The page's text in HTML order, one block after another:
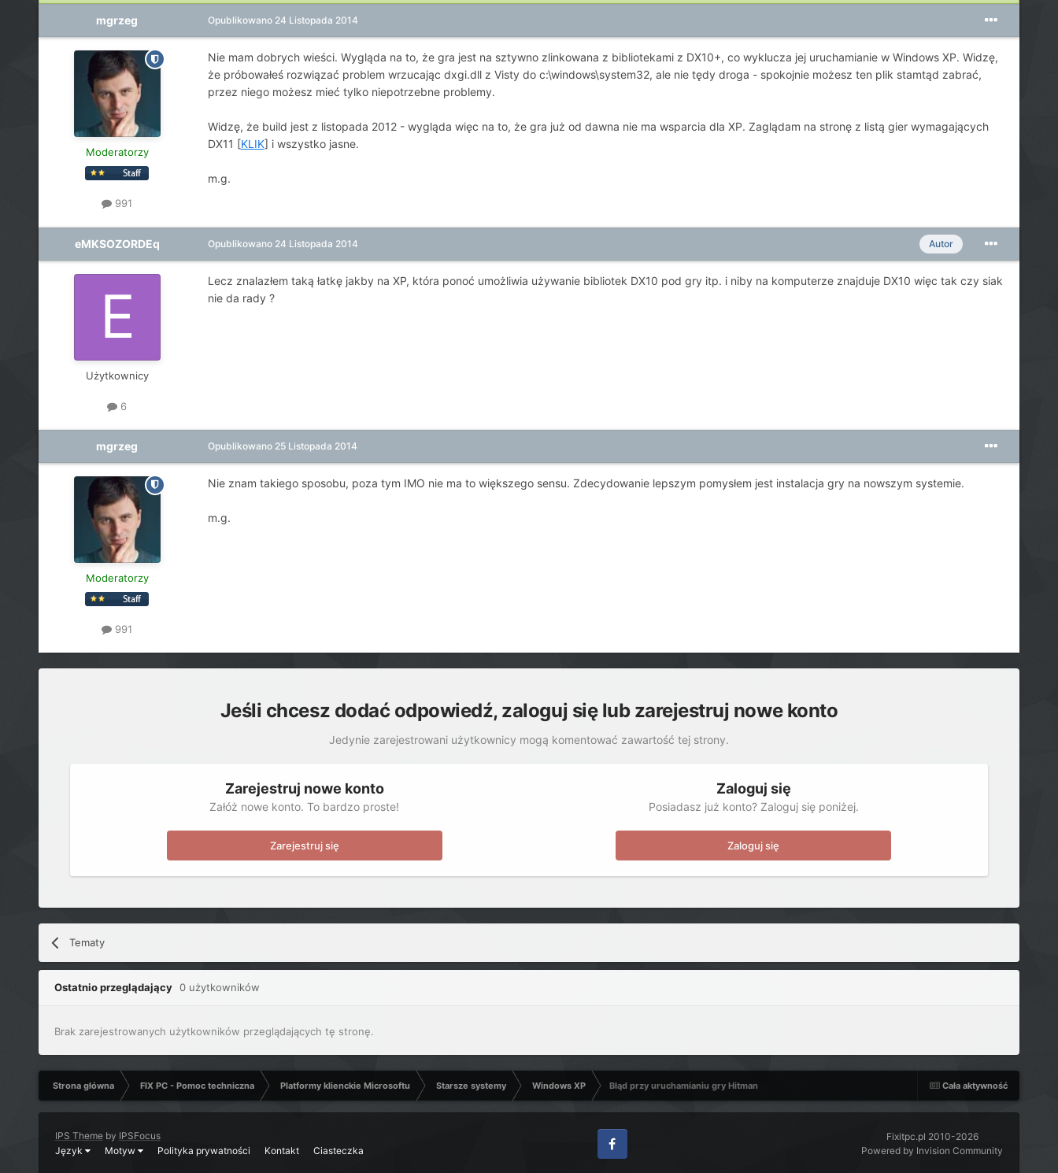
mgrzeg
Moderatorzy
991
Opublikowano 24 Listopada 2014
Nie mam dobrych wieści. Wygląda na to, że gra jest na sztywno zlinkowana z bibliotekami z DX10+, co wyklucza jej uruchamianie w Windows XP. Widzę,
że próbowałeś rozwiązać problem wrzucając dxgi.dll z Visty do c:\windows\system32, ale nie tędy droga - spokojnie możesz ten plik stamtąd zabrać,
przez niego możesz mieć tylko niepotrzebne problemy.
Widzę, że build jest z listopada 2012 - wygląda więc na to, że gra już od dawna nie ma wsparcia dla XP. Zaglądam na stronę z listą gier wymagających
DX11 [KLIK] i wszystko jasne.
m.g.
eMKSOZORDEq
Użytkownicy
6
Autor
Opublikowano 24 Listopada 2014
Lecz znalazłem taką łatkę jakby na XP, która ponoć umożliwia używanie bibliotek DX10 pod gry itp. i niby na komputerze znajduje DX10 więc tak czy siak
nie da rady ?
mgrzeg
Moderatorzy
991
Opublikowano 25 Listopada 2014
Nie znam takiego sposobu, poza tym IMO nie ma to większego sensu. Zdecydowanie lepszym pomysłem jest instalacja gry na nowszym systemie.
m.g.
Jeśli chcesz dodać odpowiedź, zaloguj się lub zarejestruj nowe konto
Jedynie zarejestrowani użytkownicy mogą komentować zawartość tej strony.
Zarejestruj nowe konto
Załóż nowe konto. To bardzo proste!
Zarejestruj się
Zaloguj się
Posiadasz już konto? Zaloguj się poniżej.
Zaloguj się
Tematy
Ostatnio przeglądający 0 użytkowników
Brak zarejestrowanych użytkowników przeglądających tę stronę.
Cała aktywność
Strona główna FIX PC - Pomoc techniczna Platformy klienckie Microsoftu Starsze systemy Windows XP Błąd przy uruchamianiu gry Hitman
IPS Themeby IPSFocus
Język
Motyw Polityka prywatności Kontakt Ciasteczka
Facebook
Fixitpc.pl 2010-2026
Powered by Invision Community